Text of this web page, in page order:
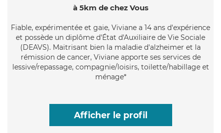
à 5km de chez Vous
Fiable, expérimentée et gaie, Viviane a 14 ans d'expérience
et possède un diplôme d'État d'Auxiliaire de Vie Sociale
(DEAVS). Maitrisant bien la maladie d'alzheimer et la
rémission de cancer, Viviane apporte ses services de
lessive/repassage, compagnie/loisirs, toilette/habillage et
ménage*
Afficher le profil